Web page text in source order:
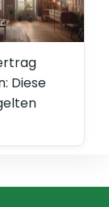
Diese